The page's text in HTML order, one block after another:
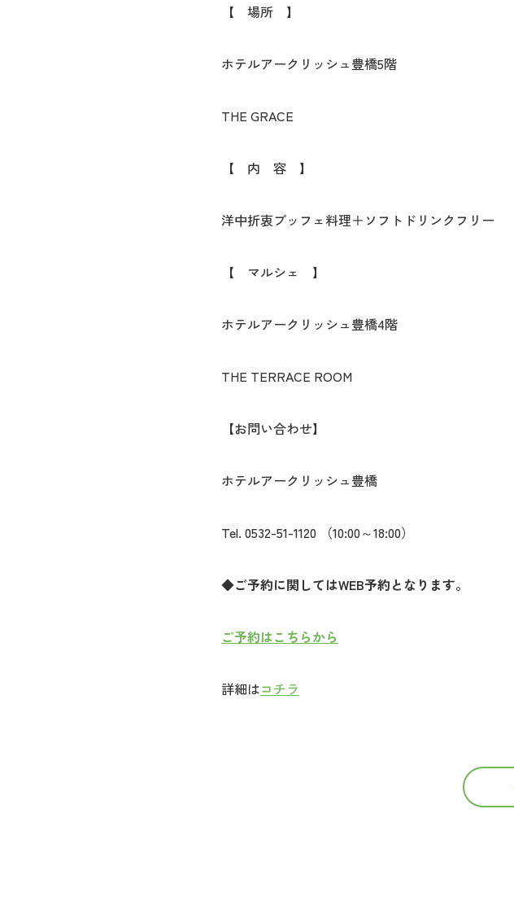
【 場所 】
ホテルアークリッシュ豊橋5階
THE GRACE
【 内 容 】
洋中折衷ブッフェ料理＋ソフトドリンクフリー
【 マルシェ 】
ホテルアークリッシュ豊橋4階
THE TERRACE ROOM
【お問い合わせ】
ホテルアークリッシュ豊橋
Tel. 0532-51-1120 （10:00～18:00）
◆ご予約に関してはWEB予約となります。
ご予約はこちらから
詳細はコチラ